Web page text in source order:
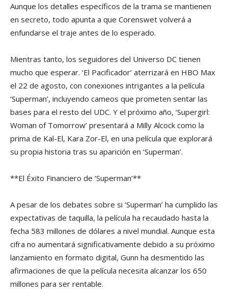
Aunque los detalles específicos de la trama se mantienen
en secreto, todo apunta a que Corenswet volverá a
enfundarse el traje antes de lo esperado.
Mientras tanto, los seguidores del Universo DC tienen
mucho que esperar. ‘El Pacificador’ aterrizará en HBO Max
el 22 de agosto, con conexiones intrigantes a la película
‘Superman’, incluyendo cameos que prometen sentar las
bases para el resto del UDC. Y el próximo año, ‘Supergirl:
Woman of Tomorrow’ presentará a Milly Alcock como la
prima de Kal-El, Kara Zor-El, en una película que explorará
su propia historia tras su aparición en ‘Superman’.
**El Éxito Financiero de ‘Superman’**
A pesar de los debates sobre si ‘Superman’ ha cumplido las
expectativas de taquilla, la película ha recaudado hasta la
fecha 583 millones de dólares a nivel mundial. Aunque esta
cifra no aumentará significativamente debido a su próximo
lanzamiento en formato digital, Gunn ha desmentido las
afirmaciones de que la película necesita alcanzar los 650
millones para ser rentable.